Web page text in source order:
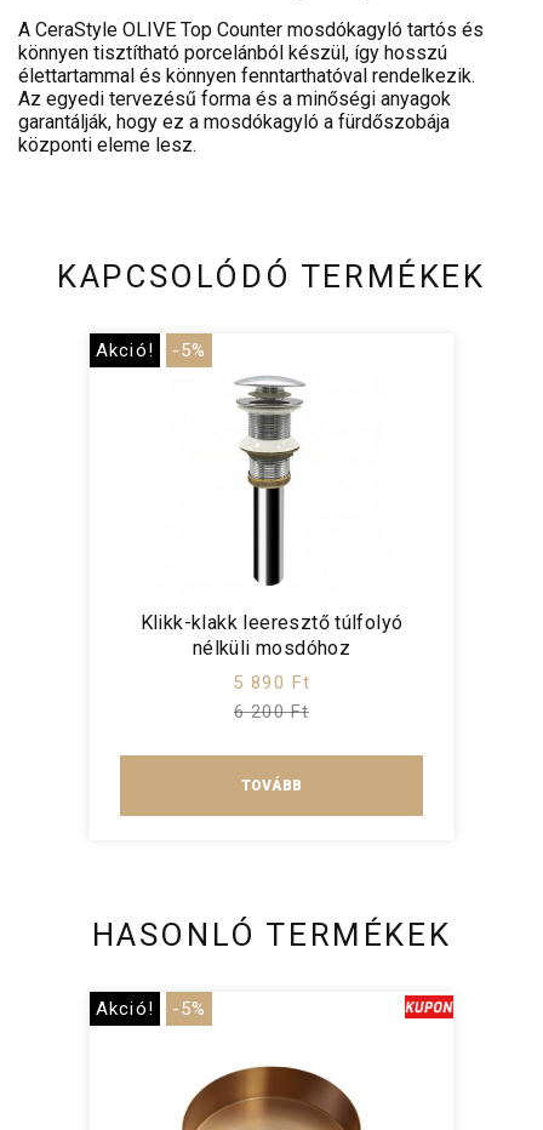
A CeraStyle OLIVE Top Counter mosdókagyló tartós és
könnyen tisztítható porcelánból készül, így hosszú
élettartammal és könnyen fenntarthatóval rendelkezik.
Az egyedi tervezésű forma és a minőségi anyagok
garantálják, hogy ez a mosdókagyló a fürdőszobája
központi eleme lesz.
KAPCSOLÓDÓ TERMÉKEK
Akció! -5%
Klikk-klakk leeresztő túlfolyó
nélküli mosdóhoz
5 890 Ft
6 200 Ft
TOVÁBB
HASONLÓ TERMÉKEK
Akció! -5%